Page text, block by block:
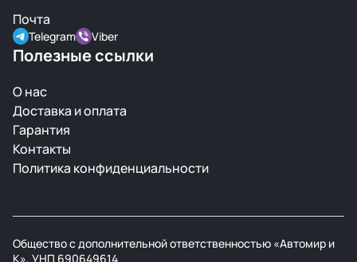
Почта
Telegram Viber
Полезные ссылки
О нас
Доставка и оплата
Гарантия
Контакты
Политика конфиденциальности
Общество с дополнительной ответственностью «Автомир и
К», УНП 690649614